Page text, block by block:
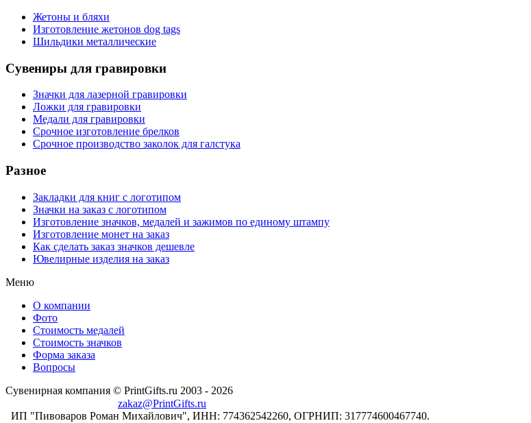
Жетоны и бляхи
Изготовление жетонов dog tags
Шильдики металлические
Сувениры для гравировки
Значки для лазерной гравировки
Ложки для гравировки
Медали для гравировки
Срочное изготовление брелков
Срочное производство заколок для галстука
Разное
Закладки для книг с логотипом
Значки на заказ с логотипом
Изготовление значков, медалей и зажимов по единому штампу
Изготовление монет на заказ
Как сделать заказ значков дешевле
Ювелирные изделия на заказ
Меню
О компании
Фото
Стоимость медалей
Стоимость значков
Форма заказа
Вопросы
Сувенирная компания © PrintGifts.ru 2003 - 2026
zakaz@PrintGifts.ru
ИП "Пивоваров Роман Михайлович", ИНН: 774362542260, ОГРНИП: 317774600467740.